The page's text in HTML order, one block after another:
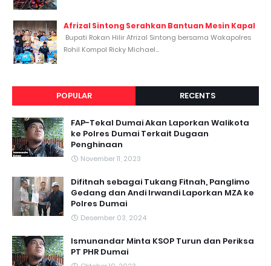
Afrizal Sintong Serahkan Bantuan Mesin Kapal
Bupati Rokan Hilir Afrizal Sintong bersama Wakapolres
Rohil Kompol Ricky Michael...
POPULAR RECENTS
FAP-Tekal Dumai Akan Laporkan Walikota
ke Polres Dumai Terkait Dugaan
Penghinaan
November 11, 2023
Difitnah sebagai Tukang Fitnah, Panglimo
Gedang dan Andi Irwandi Laporkan MZA ke
Polres Dumai
Desember 03, 2024
Ismunandar Minta KSOP Turun dan Periksa
PT PHR Dumai